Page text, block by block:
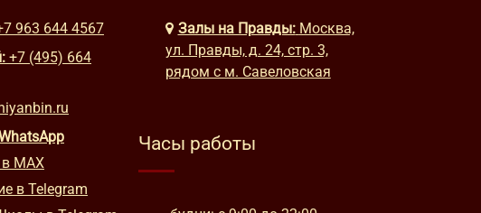
963 644 4567
+7 (495) 664
MAX
в Telegram
Залы на Правды: Москва,
ул. Правды, д. 24, стр. 3,
рядом с м. Савеловская
Часы работы